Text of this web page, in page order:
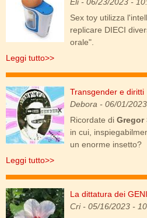
Sex toy utilizza
replicare DIECI
orale".
Leggi tutto>>
transgender.jpg
Transgender e diritti
Debora - 06/01/
Ricordate di Gregor
in cui,
un enorme insetto?
Leggi tutto>>
genitali_perfetti.jpg
La dittatura dei
Cri- 05/16/2023 -